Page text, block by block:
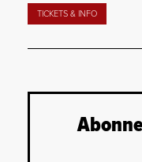
TICKETS & INFO